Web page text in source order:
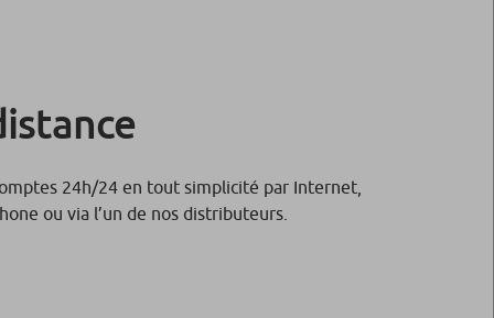
24h/24 en tout simplicité par Internet,
ou via l’un de nos distributeurs.